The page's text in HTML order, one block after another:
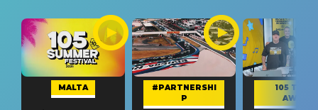
MALTA
#PARTNERSHI
P
105 TAKE
AWAY